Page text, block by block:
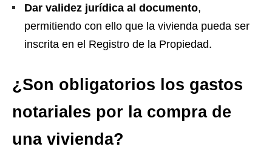
Dar validez jurídica al documento,
permitiendo con ello que la vivienda pueda ser
inscrita en el Registro de la Propiedad.
¿Son obligatorios los gastos
notariales por la compra de
una vivienda?